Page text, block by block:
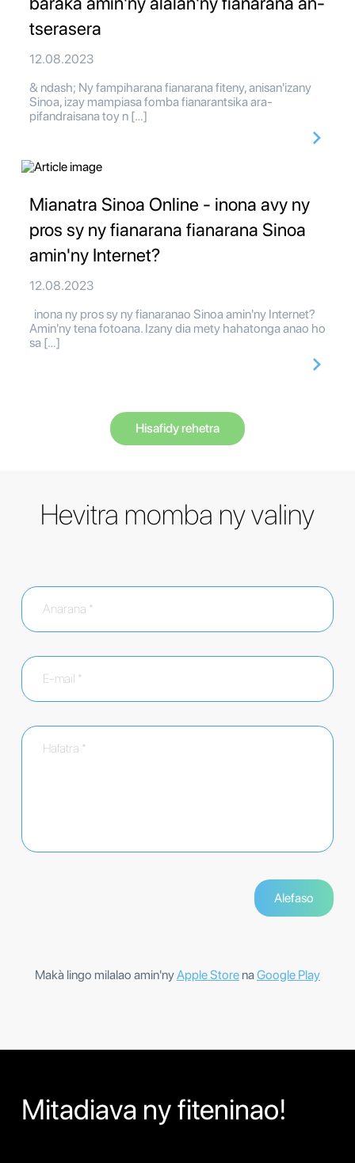
tserasera
12.08.2023
& ndash; Ny fampiharana fianarana fiteny, anisan'izany
Sinoa, izay mampiasa fomba fianarantsika ara-
pifandraisana toy n […]
Mianatra Sinoa Online - inona avy ny
pros sy ny fianarana fianarana Sinoa
amin'ny Internet?
12.08.2023
inona ny pros sy ny fianaranao Sinoa amin'ny Internet?
Amin'ny tena fotoana. Izany dia mety hahatonga anao ho
sa […]
Hisafidy rehetra
Hevitra momba ny valiny
Makà lingo milalao amin'nyApple Store naGoogle Play
Mitadiava ny fiteninao!